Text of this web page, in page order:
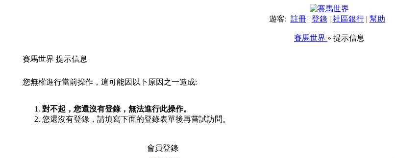
遊客: 註冊| 登錄| 社區銀行| 幫助
賽馬世界 » 提示信息
賽馬世界 提示信息
您無權進行當前操作，這可能因以下原因之一造成:
對不起，您還沒有登錄，無法進行此操作。
您還沒有登錄，請填寫下面的登錄表單後再嘗試訪問。
會員登錄